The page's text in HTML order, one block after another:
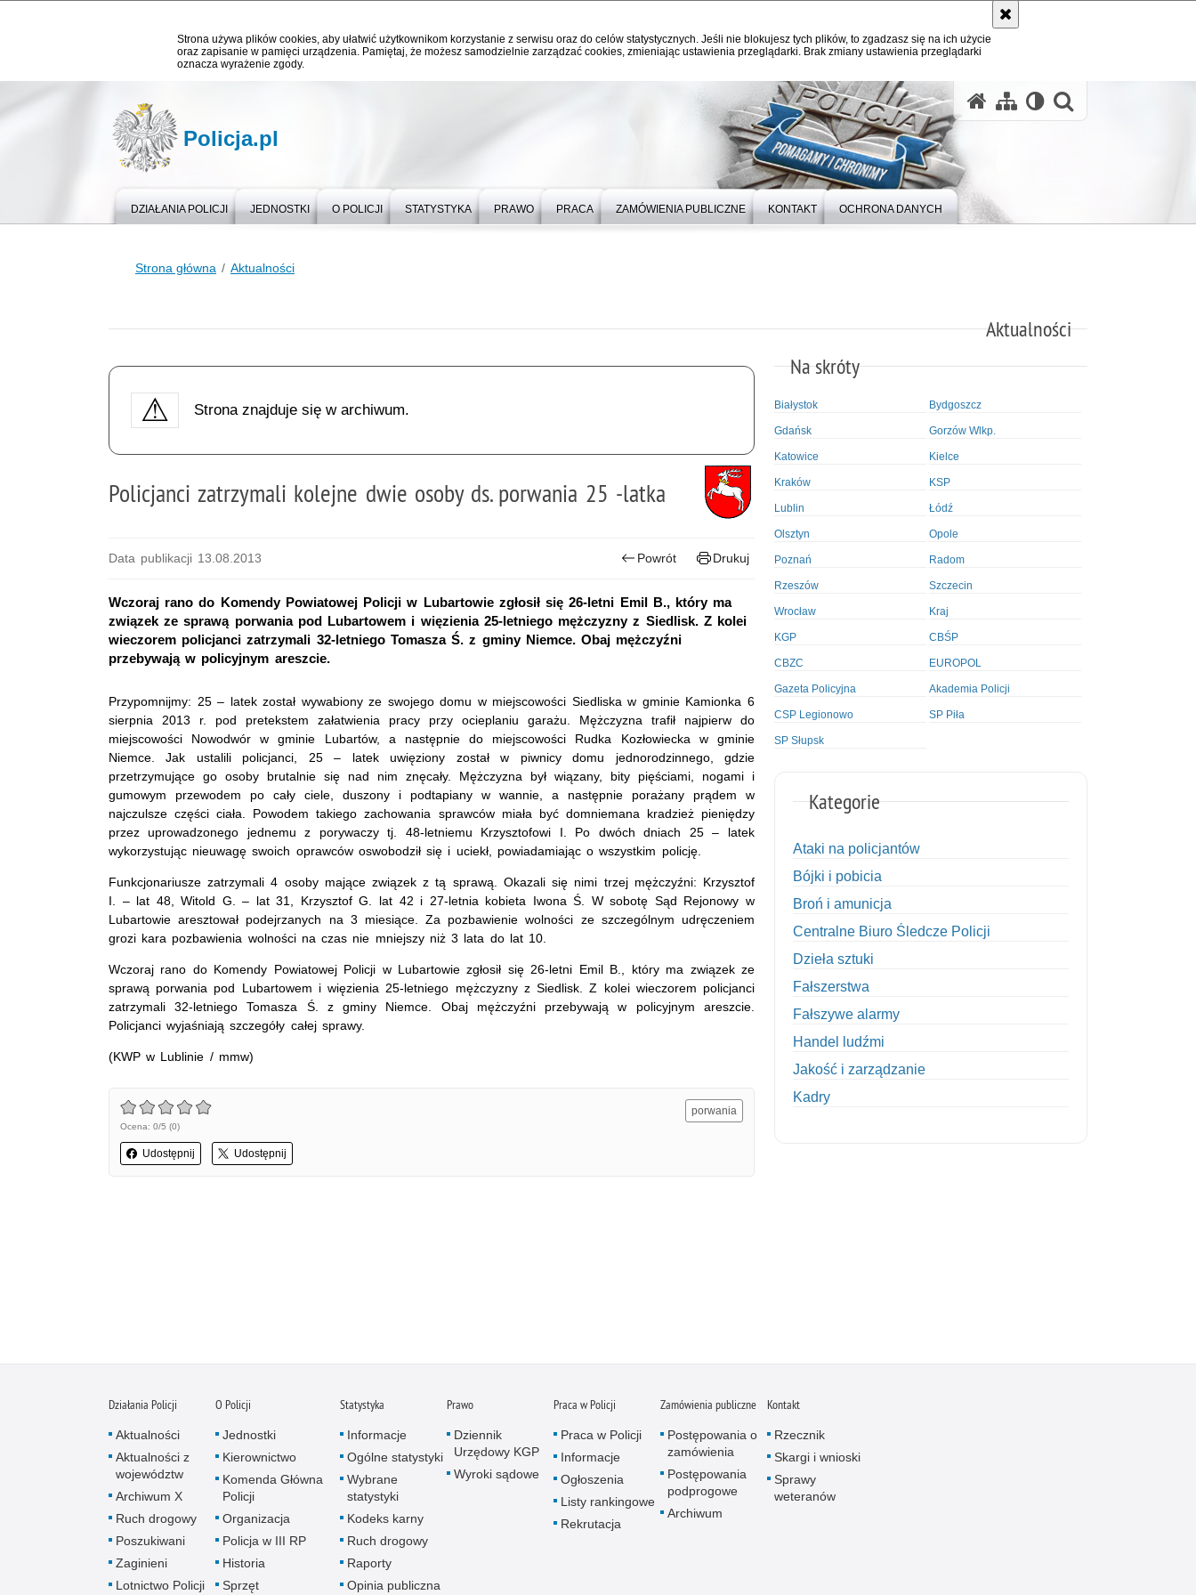
Strona używa plików cookies, aby ułatwić użytkownikom korzystanie z serwisu oraz do celów statystycznych. Jeśli nie blokujesz tych plików, to zgadzasz się na ich użycie
oraz zapisanie w pamięci urządzenia. Pamiętaj, że możesz samodzielnie zarządzać cookies, zmieniając ustawienia przeglądarki. Brak zmiany ustawienia przeglądarki
oznacza wyrażenie zgody.
Policja.pl
DZIAŁANIA POLICJI JEDNOSTKI O POLICJI STATYSTYKA PRAWO PRACA ZAMÓWIENIA PUBLICZNE KONTAKT OCHRONA DANYCH
Strona główna Aktualności
Aktualności
Strona znajduje się w archiwum.
Policjanci zatrzymali kolejne dwie osoby ds. porwania 25 -latka
Data publikacji 13.08.2013 Powrót Drukuj
Wczoraj rano do Komendy Powiatowej Policji w Lubartowie zgłosił się 26-letni Emil B., który ma
związek ze sprawą porwania pod Lubartowem i więzienia 25-letniego mężczyzny z Siedlisk. Z kolei
wieczorem policjanci zatrzymali 32-letniego Tomasza Ś. z gminy Niemce. Obaj mężczyźni
przebywają w policyjnym areszcie.
Przypomnijmy: 25 – latek został wywabiony ze swojego domu w miejscowości Siedliska w gminie Kamionka 6
sierpnia 2013 r. pod pretekstem załatwienia pracy przy ocieplaniu garażu. Mężczyzna trafił najpierw do
miejscowości Nowodwór w gminie Lubartów, a następnie do miejscowości Rudka Kozłowiecka w gminie
Niemce. Jak ustalili policjanci, 25 – latek uwięziony został w piwnicy domu jednorodzinnego, gdzie
przetrzymujące go osoby brutalnie się nad nim znęcały. Mężczyzna był wiązany, bity pięściami, nogami i
gumowym przewodem po cały ciele, duszony i podtapiany w wannie, a następnie porażany prądem w
najczulsze części ciała. Powodem takiego zachowania sprawców miała być domniemana kradzież pieniędzy
przez uprowadzonego jednemu z porywaczy tj. 48-letniemu Krzysztofowi I. Po dwóch dniach 25 – latek
wykorzystując nieuwagę swoich oprawców oswobodził się i uciekł, powiadamiając o wszystkim policję.
Funkcjonariusze zatrzymali 4 osoby mające związek z tą sprawą. Okazali się nimi trzej mężczyźni: Krzysztof
I. – lat 48, Witold G. – lat 31, Krzysztof G. lat 42 i 27-letnia kobieta Iwona Ś. W sobotę Sąd Rejonowy w
Lubartowie aresztował podejrzanych na 3 miesiące. Za pozbawienie wolności ze szczególnym udręczeniem
grozi kara pozbawienia wolności na czas nie mniejszy niż 3 lata do lat 10.
Wczoraj rano do Komendy Powiatowej Policji w Lubartowie zgłosił się 26-letni Emil B., który ma związek ze
sprawą porwania pod Lubartowem i więzienia 25-letniego mężczyzny z Siedlisk. Z kolei wieczorem policjanci
zatrzymali 32-letniego Tomasza Ś. z gminy Niemce. Obaj mężczyźni przebywają w policyjnym areszcie.
Policjanci wyjaśniają szczegóły całej sprawy.
(KWP w Lublinie / mmw)
Ocena: 0/5 (0)
Udostępnij Udostępnij
porwania
Na skróty
Białystok Bydgoszcz
Gdańsk Gorzów Wlkp.
Katowice Kielce
Kraków KSP
Lublin Łódź
Olsztyn Opole
Poznań Radom
Rzeszów Szczecin
Wrocław Kraj
KGP CBŚP
CBZC EUROPOL
Gazeta Policyjna Akademia Policji
CSP Legionowo SP Piła
SP Słupsk
Kategorie
Ataki na policjantów
Bójki i pobicia
Broń i amunicja
Centralne Biuro Śledcze Policji
Dzieła sztuki
Fałszerstwa
Fałszywe alarmy
Handel ludźmi
Jakość i zarządzanie
Kadry
Napady na tiry
Nielegalny handel farmaceutykami
Nietrzeźwi kierujący
Nietrzeźwi opiekunowie
Działania Policji
Aktualności
Aktualności z
województw
Archiwum X
Ruch drogowy
Poszukiwani
Zaginieni
Lotnictwo Policji
O Policji
Jednostki
Kierownictwo
Komenda Główna
Policji
Organizacja
Policja w III RP
Historia
Sprzęt
Statystyka
Informacje
Ogólne statystyki
Wybrane
statystyki
Kodeks karny
Ruch drogowy
Raporty
Opinia publiczna
Prawo
Dziennik
Urzędowy KGP
Wyroki sądowe
Praca w Policji
Praca w Policji
Informacje
Ogłoszenia
Listy rankingowe
Rekrutacja
Zamówienia publiczne
Postępowania o
zamówienia
Postępowania
podprogowe
Archiwum
Kontakt
Rzecznik
Skargi i wnioski
Sprawy
weteranów